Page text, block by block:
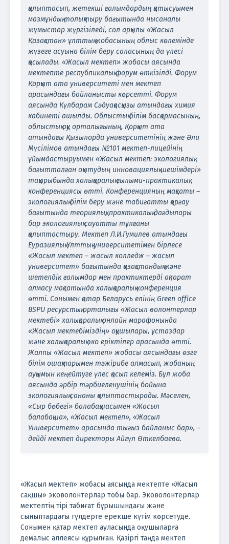
қалыптасып, жетекші ғалымдардың қатысуымен
мазмұндық толықтыру бағытында нысаналы
жұмыстар жүргізіледі, сол арқылы «Жасыл
Қазақстан» ұлттық жобасының облыс көлемінде
жүзеге асуына білім беру саласының да үлесі
қосылады. «Жасыл мектеп» жобасы аясында
мектепте республикалық форум өткізілді. Форум
Қорқыт ата университеті мен мектеп
арасындағы байланысты көрсетті. Форум
аясында Күлбарам Сәдуақасқызы атындағы химия
кабинеті ашылды. Облыстық білім басқармасының,
облыстық оқу орталығының, Қорқыт ата
атындағы Қызылорда университетінің және Әли
Мүсілімов атындағы №101 мектеп-лицейінің
ұйымдастыруымен «Жасыл мектеп: экологиялық
бағытталған оқытудың инновациялық шешімдері»
тақырыбында халықаралық ғылыми-практикалық
конференциясы өтті. Конференцияның мақсаты –
экологиялық білім беру және табиғатты қорғау
бағытында теориялық, практикалық дағдылары
бар экологиялық сауатты тұлғаны
қалыптастыру. Мектеп Л.И.Гумилев атындағы
Еуразиялық Ұлттық университетімен бірлесе
«Жасыл мектеп – жасыл колледж – жасыл
университет» бағытында қазақстандық және
шетелдік ғалымдар мен практиктерді ақпарат
алмасу мақсатында халықаралық конференция
өтті. Сонымен қатар Беларусь елінің Green office
BSPU ресурстық орталығы «Жасыл волонтерлар
мектебі» халықаралық онлайн марафонында
«Жасыл мектебіміздің» оқушылары, ұстаздар
және халықаралық эко еріктілер арасында өтті.
Жалпы «Жасыл мектеп» жобасы аясындағы өзге
білім ошақтарымен тәжірибе алмасып, жобаның
ауқымын кеңейтуге үлес қосып келеміз. Бұл жоба
аясында әрбір тәрбиеленушінің бойына
экологиялық сананы қалыптастырады. Мәселен,
«Сыр бөбегі» балабақшасымен «Жасыл
балабақша», «Жасыл мектеп», «Жасыл
Университет» арасында тығыз байланыс бар», –
дейді мектеп директоры Айгүл Өткелбаева.
«Жасыл мектеп» жобасы аясында мектепте «Жасыл
сақшы» эковолонтерлар тобы бар. Эковолонтерлар
мектептің тірі табиғат бұрышындағы және
сыныптардағы гүлдерге ерекше күтім көрсетуде.
Сонымен қатар мектеп ауласында оқушыларға
демалыс аллеясы құрылған. Қазіргі таңда мектеп